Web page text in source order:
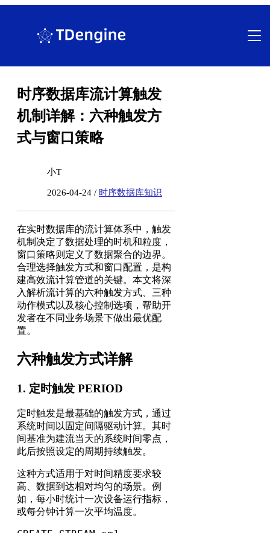
时序数据库流计算触发
机制详解：六种触发方
式与窗口策略
小T
2026-04-24 / 时序数据库知识
在实时数据库的流计算体系中，触发
机制决定了数据处理的时机和粒度，
窗口策略则定义了数据聚合的边界。
合理选择触发方式和窗口配置，是构
建高效流计算管道的关键。本文将深
入解析流计算的六种触发方式、三种
动作模式以及核心控制选项，帮助开
发者在不同业务场景下做出最优配
置。
六种触发方式详解
1. 定时触发 PERIOD
定时触发是最基础的触发方式，通过
系统时间以固定间隔驱动计算。其时
间基准为建流当天的系统时间零点，
此后按照设定的周期持续触发。
这种方式适用于对时间精度要求较
高、数据到达相对均匀的场景。例
如，每小时统计一次设备运行指标，
或每分钟计算一次平均温度。